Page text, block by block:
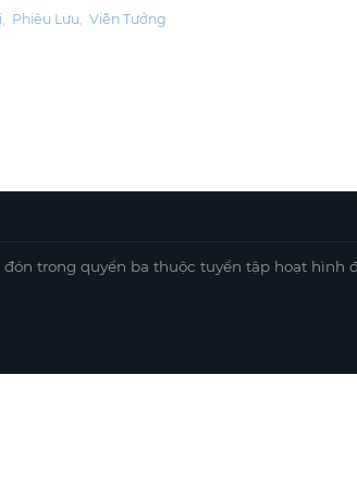
, Phiêu Lưu, Viễn Tưởng
trong quyển ba thuộc tuyển tập hoạt hình